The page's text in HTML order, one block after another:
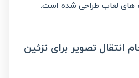
های لعاب طراحی شده است.
انتقال تصویر برای تزئین